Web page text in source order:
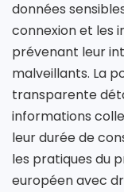
données
connexion et les
prévenant leur
malveillants. La
transparente
informations
leur durée de
les pratiques du
européen avec